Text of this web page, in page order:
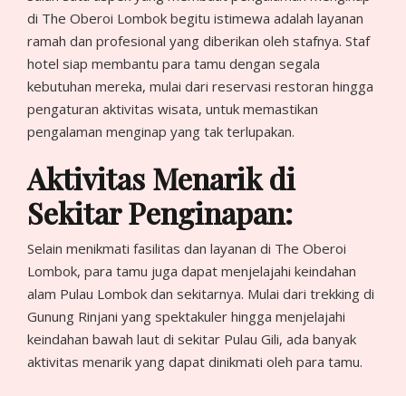
di The Oberoi Lombok begitu istimewa adalah layanan
ramah dan profesional yang diberikan oleh stafnya. Staf
hotel siap membantu para tamu dengan segala
kebutuhan mereka, mulai dari reservasi restoran hingga
pengaturan aktivitas wisata, untuk memastikan
pengalaman menginap yang tak terlupakan.
Aktivitas Menarik di
Sekitar Penginapan:
Selain menikmati fasilitas dan layanan di The Oberoi
Lombok, para tamu juga dapat menjelajahi keindahan
alam Pulau Lombok dan sekitarnya. Mulai dari trekking di
Gunung Rinjani yang spektakuler hingga menjelajahi
keindahan bawah laut di sekitar Pulau Gili, ada banyak
aktivitas menarik yang dapat dinikmati oleh para tamu.